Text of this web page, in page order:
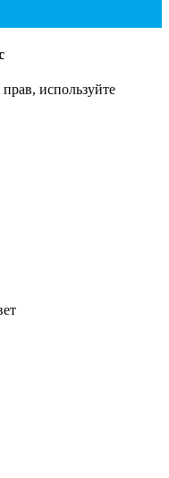
используйте